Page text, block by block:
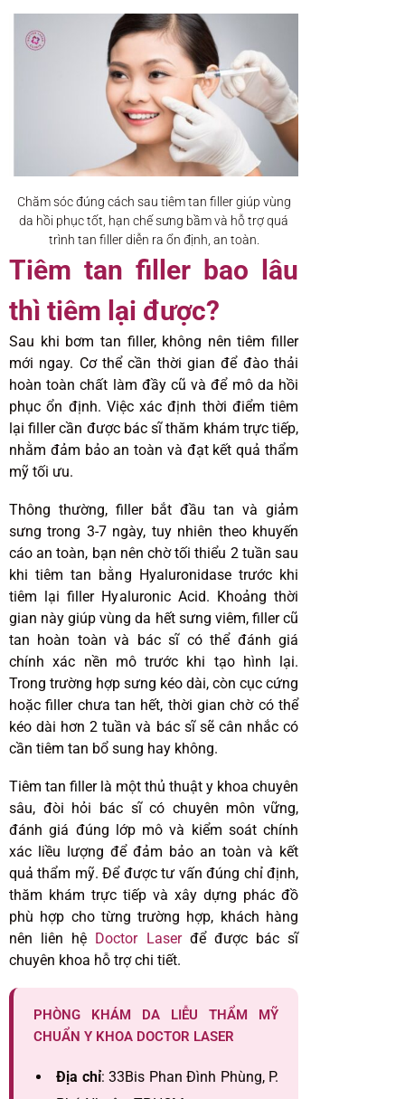
Chăm sóc đúng cách sau tiêm tan filler giúp vùng
da hồi phục tốt, hạn chế sưng bầm và hỗ trợ quá
trình tan filler diễn ra ổn định, an toàn.
Tiêm tan filler bao lâu
thì tiêm lại được?
Sau khi bơm tan filler, không nên tiêm filler
mới ngay. Cơ thể cần thời gian để đào thải
hoàn toàn chất làm đầy cũ và để mô da hồi
phục ổn định. Việc xác định thời điểm tiêm
lại filler cần được bác sĩ thăm khám trực tiếp,
nhằm đảm bảo an toàn và đạt kết quả thẩm
mỹ tối ưu.
Thông thường, filler bắt đầu tan và giảm
sưng trong 3-7 ngày, tuy nhiên theo khuyến
cáo an toàn, bạn nên chờ tối thiểu 2 tuần sau
khi tiêm tan bằng Hyaluronidase trước khi
tiêm lại filler Hyaluronic Acid. Khoảng thời
gian này giúp vùng da hết sưng viêm, filler cũ
tan hoàn toàn và bác sĩ có thể đánh giá
chính xác nền mô trước khi tạo hình lại.
Trong trường hợp sưng kéo dài, còn cục cứng
hoặc filler chưa tan hết, thời gian chờ có thể
kéo dài hơn 2 tuần và bác sĩ sẽ cân nhắc có
cần tiêm tan bổ sung hay không.
Tiêm tan filler là một thủ thuật y khoa chuyên
sâu, đòi hỏi bác sĩ có chuyên môn vững,
đánh giá đúng lớp mô và kiểm soát chính
xác liều lượng để đảm bảo an toàn và kết
quả thẩm mỹ. Để được tư vấn đúng chỉ định,
thăm khám trực tiếp và xây dựng phác đồ
phù hợp cho từng trường hợp, khách hàng
nên liên hệ Doctor Laserđể được bác sĩ
chuyên khoa hỗ trợ chi tiết.
PHÒNG KHÁM DA LIỄU THẨM MỸ
CHUẨN Y KHOA DOCTOR LASER
Địa chỉ: 33Bis Phan Đình Phùng, P.